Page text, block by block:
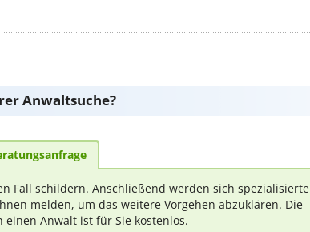
Anwaltsuche?
Fall schildern. Anschließend werden sich spezialisierte
melden, um das weitere Vorgehen abzuklären. Die
einen Anwalt ist für Sie kostenlos.